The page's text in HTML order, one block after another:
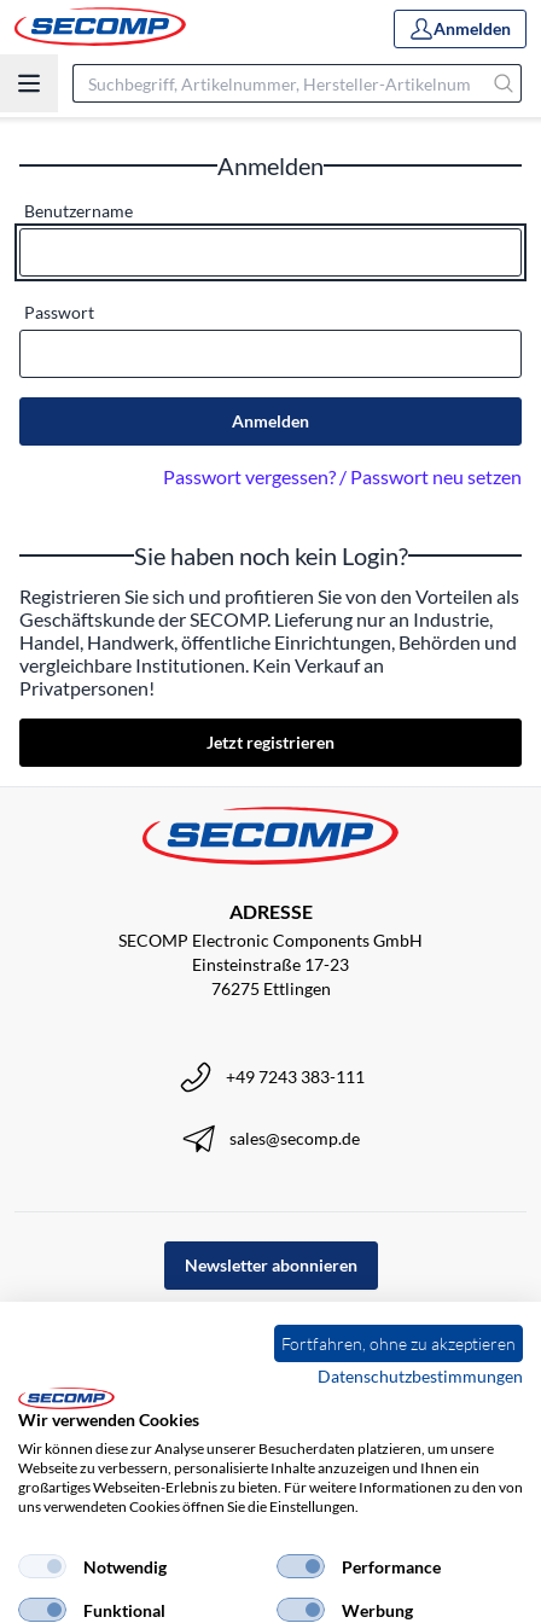
Anmelden
Anmelden
Benutzername
Passwort
Anmelden
Passwort vergessen? / Passwort neu setzen
Sie haben noch kein Login?
Registrieren Sie sich und profitieren Sie von den Vorteilen als
Geschäftskunde der SECOMP. Lieferung nur an Industrie,
Handel, Handwerk, öffentliche Einrichtungen, Behörden und
vergleichbare Institutionen. Kein Verkauf an
Privatpersonen!
Jetzt registrieren
ADRESSE
SECOMP Electronic Components GmbH
Einsteinstraße 17-23
76275 Ettlingen
+49 7243 383-111
sales@secomp.de
Newsletter abonnieren
Impressum Haftungsausschluss
Fortfahren, ohne zu akzeptieren
Datenschutzbestimmungen
Wir verwenden Cookies
Wir können diese zur Analyse unserer Besucherdaten platzieren, um unsere
Webseite zu verbessern, personalisierte Inhalte anzuzeigen und Ihnen ein
großartiges Webseiten-Erlebnis zu bieten. Für weitere Informationen zu den von
uns verwendeten Cookies öffnen Sie die Einstellungen.
Notwendig Performance
Funktional Werbung